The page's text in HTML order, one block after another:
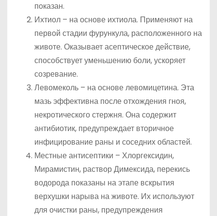
показан.
Ихтиол – на основе ихтиола. Применяют на
первой стадии фурункула, расположенного на
животе. Оказывает асептическое действие,
способствует уменьшению боли, ускоряет
созревание.
Левомеколь – на основе левомицетина. Эта
мазь эффективна после отхождения гноя,
некротического стержня. Она содержит
антибиотик, предупреждает вторичное
инфицирование раны и соседних областей.
Местные антисептики – Хлоргексидин,
Мирамистин, раствор Димексида, перекись
водорода показаны на этапе вскрытия
верхушки нарыва на животе. Их используют
для очистки раны, предупреждения